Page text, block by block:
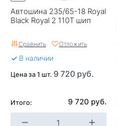
Автошина 235/65-18 Royal
Black Royal 2 110T шип
Сравнить Отложить
В наличии
Цена за 1 шт. 9 720 руб.
Итого: 9 720 руб.